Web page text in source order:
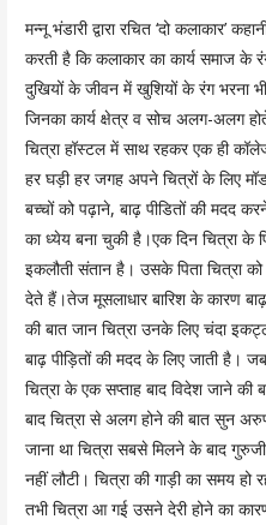
मन्नू भंडारी द्वारा रचित ‘दो कलाकार’
करती है कि कलाकार का कार्य समाज के
दुखियों के जीवन में खुशियों के रंग भरना
जिनका कार्य क्षेत्र व सोच अलग-अलग
चित्रा हॉस्टल में साथ रहकर एक ही
हर घड़ी हर जगह अपने चित्रों के लिए
बच्चों को पढ़ाने, बाढ़ पीडितों की मदद
का ध्येय बना चुकी है।एक दिन चित्रा के
इकलौती संतान है। उसके पिता चित्रा
देते हैं।तेज मूसलाधार बारिश के कारण
की बात जान चित्रा उनके लिए चंदा
बाढ़ पीड़ितों की मदद के लिए जाती है।
चित्रा के एक सप्ताह बाद विदेश जाने
बाद चित्रा से अलग होने की बात सुन
जाना था चित्रा सबसे मिलने के बाद
नहीं लौटी। चित्रा की गाड़ी का समय हो
तभी चित्रा आ गई उसने देरी होने का